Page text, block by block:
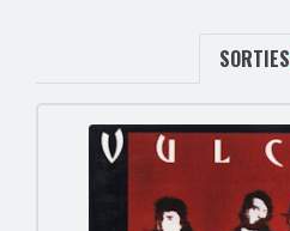
SORTIES